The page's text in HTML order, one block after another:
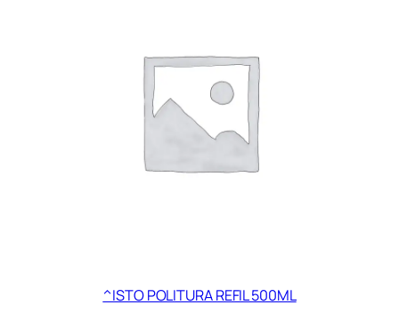
^ISTO POLITURA REFIL 500ML